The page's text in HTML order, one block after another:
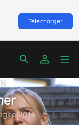
Télécharger
2014